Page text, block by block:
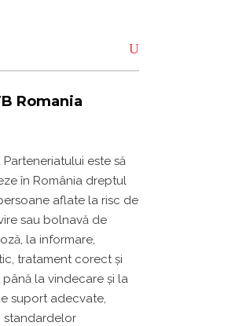
Romania
Parteneriatului este să
în România dreptul
aflate la risc de
sau bolnavă de
la informare,
tratament corect și
la vindecare și la
suport adecvate,
standardelor